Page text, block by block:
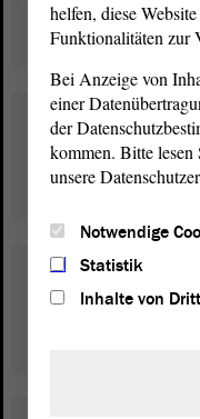
Olaf
Chris
helfen, diese
Funktionalitäten zur
Bei Anzeige von
einer
der
kommen. Bitte
unsere
Notwendige
Statistik
Inhalte von